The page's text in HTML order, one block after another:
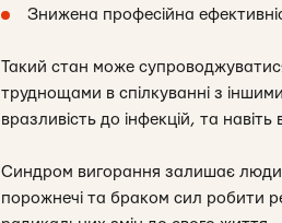
Знижена професійна
Такий стан може
труднощами в спілкуванні з
вразливість до інфекцій, та
Синдром вигорання залишає
порожнечі та браком сил робити